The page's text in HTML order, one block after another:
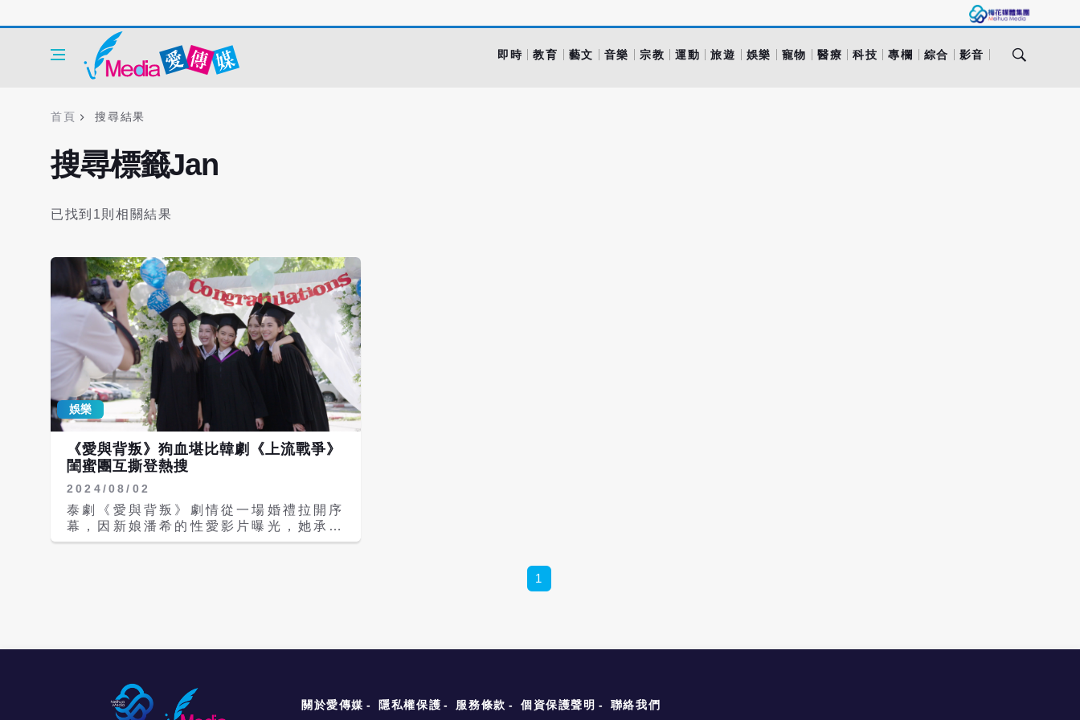
即時 教育 藝文 音樂 宗教 運動 旅遊 娛樂 寵物 醫療 科技 專欄 綜合 影音
首頁 搜尋結果
搜尋標籤Jan
已找到1則相關結果
娛樂
《愛與背叛》狗血堪比韓劇《上流戰爭》
閨蜜團互撕登熱搜
2024/08/02
泰劇《愛與背叛》劇情從一場婚禮拉開序
幕，因新娘潘希的性愛影片曝光，她承受
不了壓力輕生，4位閨密成了發布影片的
麥蒙空（Aye）等新生代演員。在《愛與
背叛》中Praewa飾演法官女兒潘希，從
1
關於愛傳媒 隱私權保護 服務條款 個資保護聲明 聯絡我們